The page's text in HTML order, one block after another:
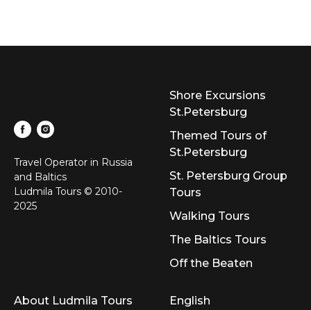
Travel Operator in Russia
and Baltics
Ludmila Tours © 2010-
2025
Shore Excursions
St.Petersburg
Themed Tours of
St.Petersburg
St. Petersburg Group
Tours
Walking Tours
The Baltics Tours
Off the Beaten
About Ludmila Tours
English